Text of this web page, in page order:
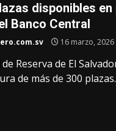
disponibles
Banco Central
16 marzo, 2026
Reserva de El
de más de 300